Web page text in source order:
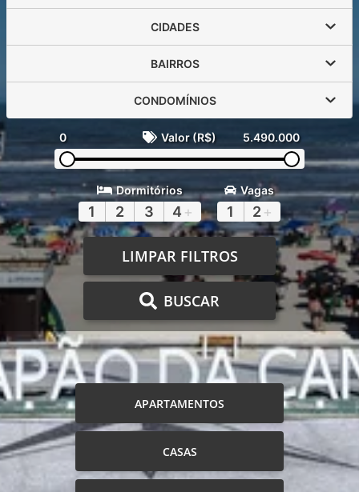
CIDADES
BAIRROS
CONDOMÍNIOS
0 Valor (R$) 5.490.000
Dormitórios
1 2 3 4 +
Vagas
1 2 +
LIMPAR FILTROS
BUSCAR
APARTAMENTOS
CASAS